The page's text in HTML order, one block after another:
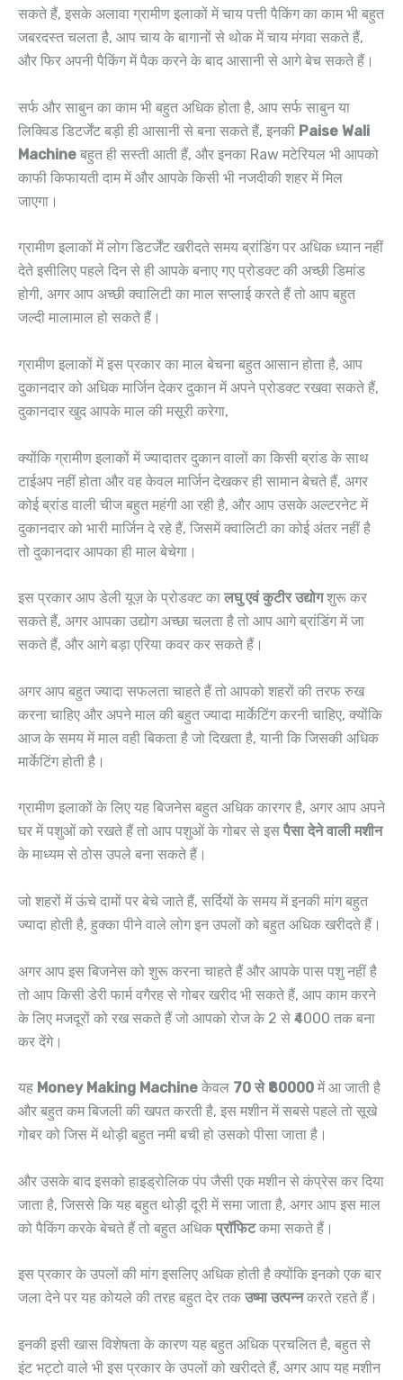
सकते हैं, इसके अलावा ग्रामीण इलाकों में चाय पत्ती पैकिंग का काम भी बहुत
जबरदस्त चलता है, आप चाय के बागानों से थोक में चाय मंगवा सकते हैं,
और फिर अपनी पैकिंग में पैक करने के बाद आसानी से आगे बेच सकते हैं।
सर्फ और साबुन का काम भी बहुत अधिक होता है, आप सर्फ साबुन या
लिक्विड डिटर्जेंट बड़ी ही आसानी से बना सकते हैं, इनकी Paise Wali
Machine बहुत ही सस्ती आती हैं, और इनका Raw मटेरियल भी आपको
काफी किफायती दाम में और आपके किसी भी नजदीकी शहर में मिल
जाएगा।
ग्रामीण इलाकों में लोग डिटर्जेंट खरीदते समय ब्रांडिंग पर अधिक ध्यान नहीं
देते इसीलिए पहले दिन से ही आपके बनाए गए प्रोडक्ट की अच्छी डिमांड
होगी, अगर आप अच्छी क्वालिटी का माल सप्लाई करते हैं तो आप बहुत
जल्दी मालामाल हो सकते हैं।
ग्रामीण इलाकों में इस प्रकार का माल बेचना बहुत आसान होता है, आप
दुकानदार को अधिक मार्जिन देकर दुकान में अपने प्रोडक्ट रखवा सकते हैं,
दुकानदार खुद आपके माल की मसूरी करेगा,
क्योंकि ग्रामीण इलाकों में ज्यादातर दुकान वालों का किसी ब्रांड के साथ
टाईअप नहीं होता और वह केवल मार्जिन देखकर ही सामान बेचते हैं, अगर
कोई ब्रांड वाली चीज बहुत महंगी आ रही है, और आप उसके अल्टरनेट में
दुकानदार को भारी मार्जिन दे रहे हैं, जिसमें क्वालिटी का कोई अंतर नहीं है
तो दुकानदार आपका ही माल बेचेगा।
इस प्रकार आप डेली यूज़ के प्रोडक्ट का लघु एवं कुटीर उद्योगशुरू कर
सकते हैं, अगर आपका उद्योग अच्छा चलता है तो आप आगे ब्रांडिंग में जा
सकते हैं, और आगे बड़ा एरिया कवर कर सकते हैं।
अगर आप बहुत ज्यादा सफलता चाहते हैं तो आपको शहरों की तरफ रुख
करना चाहिए और अपने माल की बहुत ज्यादा मार्केटिंग करनी चाहिए, क्योंकि
आज के समय में माल वही बिकता है जो दिखता है, यानी कि जिसकी अधिक
मार्केटिंग होती है।
ग्रामीण इलाकों के लिए यह बिजनेस बहुत अधिक कारगर है, अगर आप अपने
घर में पशुओं को रखते हैं तो आप पशुओं के गोबर से इस पैसा देने वाली मशीन
के माध्यम से ठोस उपले बना सकते हैं।
जो शहरों में ऊंचे दामों पर बेचे जाते हैं, सर्दियों के समय में इनकी मांग बहुत
ज्यादा होती है, हुक्का पीने वाले लोग इन उपलों को बहुत अधिक खरीदते हैं।
अगर आप इस बिजनेस को शुरू करना चाहते हैं और आपके पास पशु नहीं है
तो आप किसी डेरी फार्म वगैरह से गोबर खरीद भी सकते हैं, आप काम करने
के लिए मजदूरों को रख सकते हैं जो आपको रोज के 2 से ₹4000 तक बना
कर देंगे।
यह Money Making Machine केवल 70 से ₹80000 में आ जाती है
और बहुत कम बिजली की खपत करती है, इस मशीन में सबसे पहले तो सूखे
गोबर को जिस में थोड़ी बहुत नमी बची हो उसको पीसा जाता है।
और उसके बाद इसको हाइड्रोलिक पंप जैसी एक मशीन से कंप्रेस कर दिया
जाता है, जिससे कि यह बहुत थोड़ी दूरी में समा जाता है, अगर आप इस माल
को पैकिंग करके बेचते हैं तो बहुत अधिक प्रॉफिटकमा सकते हैं।
इस प्रकार के उपलों की मांग इसलिए अधिक होती है क्योंकि इनको एक बार
जला देने पर यह कोयले की तरह बहुत देर तक उष्मा उत्पन्नकरते रहते हैं।
इनकी इसी खास विशेषता के कारण यह बहुत अधिक प्रचलित है, बहुत से
इंट भट्टो वाले भी इस प्रकार के उपलों को खरीदते हैं, अगर आप यह मशीन